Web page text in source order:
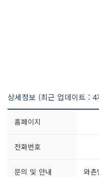
상세정보 (최근 업데이트 : 4
홈페이지
전화번호
문의 및 안내 와